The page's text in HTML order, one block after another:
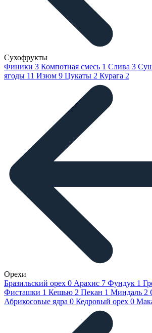
Сухофрукты
Финики 3 Компотная смесь 1 Слива 3
ягоды 11 Изюм 9 Цукаты 2 Курага 2
Орехи
Бразильский орех 0 Арахис 7 Фундук 1
Фисташки 1 Кешью 2 Пекан 1 Миндаль 2
Абрикосовые ядра 0 Кедровый орех 0